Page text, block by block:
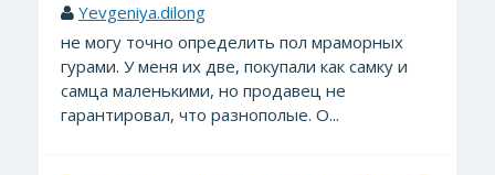
Yevgeniya.dilong
не могу точно определить пол мраморных
гурами. У меня их две, покупали как самку и
самца маленькими, но продавец не
гарантировал, что разнополые. О...